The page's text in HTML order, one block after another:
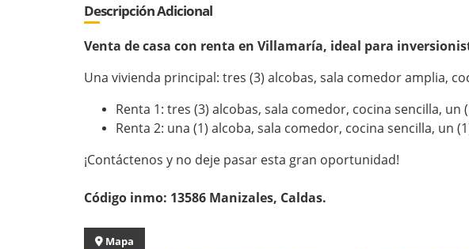
Descripción Adicional
Venta de casa con renta en Villamaría, ideal para
Una vivienda principal: tres (3) alcobas, sala comedor amplia,
Renta 1: tres (3) alcobas, sala comedor, cocina sencilla,
Renta 2: una (1) alcoba, sala comedor, cocina sencilla, un
¡Contáctenos y no deje pasar esta gran oportunidad!
Código inmo: 13586 Manizales, Caldas.
Mapa